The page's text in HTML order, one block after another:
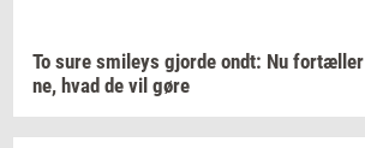
To sure smileys gjor­de ondt: Nu for­tæl­ler
ne, hvad de vil gøre